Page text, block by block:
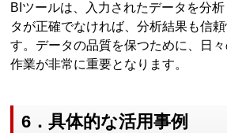
BIツールは、入力されたデータを分
タが正確でなければ、分析結果も信
す。データの品質を保つために、日
作業が非常に重要となります。
6．具体的な活用事例